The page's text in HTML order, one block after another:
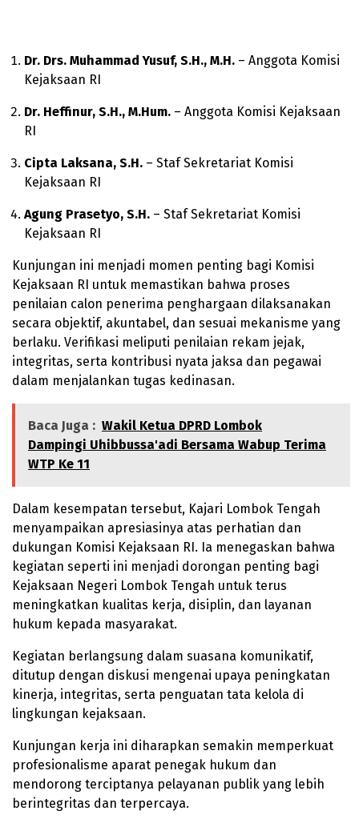
Dr. Drs. Muhammad Yusuf, S.H., M.H. – Anggota Komisi
Kejaksaan RI
Dr. Heffinur, S.H., M.Hum. – Anggota Komisi Kejaksaan
RI
Cipta Laksana, S.H. – Staf Sekretariat Komisi
Kejaksaan RI
Agung Prasetyo, S.H. – Staf Sekretariat Komisi
Kejaksaan RI
Kunjungan ini menjadi momen penting bagi Komisi
Kejaksaan RI untuk memastikan bahwa proses
penilaian calon penerima penghargaan dilaksanakan
secara objektif, akuntabel, dan sesuai mekanisme yang
berlaku. Verifikasi meliputi penilaian rekam jejak,
integritas, serta kontribusi nyata jaksa dan pegawai
dalam menjalankan tugas kedinasan.
Baca Juga : Wakil Ketua DPRD Lombok
Dampingi Uhibbussa'adi Bersama Wabup Terima
WTP Ke 11
Dalam kesempatan tersebut, Kajari Lombok Tengah
menyampaikan apresiasinya atas perhatian dan
dukungan Komisi Kejaksaan RI. Ia menegaskan bahwa
kegiatan seperti ini menjadi dorongan penting bagi
Kejaksaan Negeri Lombok Tengah untuk terus
meningkatkan kualitas kerja, disiplin, dan layanan
hukum kepada masyarakat.
Kegiatan berlangsung dalam suasana komunikatif,
ditutup dengan diskusi mengenai upaya peningkatan
kinerja, integritas, serta penguatan tata kelola di
lingkungan kejaksaan.
Kunjungan kerja ini diharapkan semakin memperkuat
profesionalisme aparat penegak hukum dan
mendorong terciptanya pelayanan publik yang lebih
berintegritas dan terpercaya.